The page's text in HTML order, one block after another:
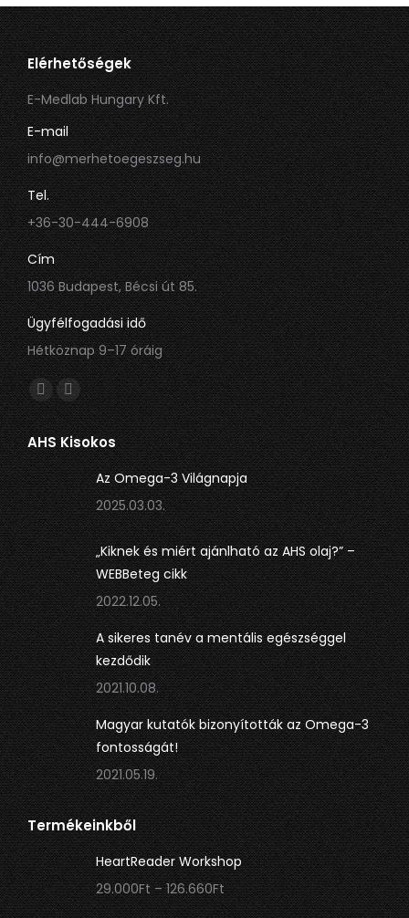
Elérhetőségek
E-Medlab Hungary Kft.
E-mail
info@merhetoegeszseg.hu
Tel.
+36-30-444-6908
Cím
1036 Budapest, Bécsi út 85.
Ügyfélfogadási idő
Hétköznap 9–17 óráig
Itt is megtalálsz minket:
Facebook
oldal
új
ablakban
nyílik
meg.
Linkedin
oldal
új
ablakban
nyílik
meg.
AHS Kisokos
Az Omega-3 Világnapja
2025.03.03.
„Kiknek és miért ajánlható az AHS olaj?” –
WEBBeteg cikk
2022.12.05.
A sikeres tanév a mentális egészséggel
kezdődik
2021.10.08.
Magyar kutatók bizonyították az Omega-3
fontosságát!
2021.05.19.
Termékeinkből
HeartReader Workshop
29.000Ft – 126.660FtÁrtartomány:
29.000Ft